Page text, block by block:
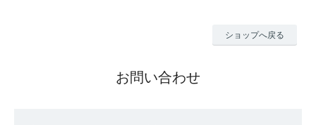
ショップへ戻る
お問い合わせ